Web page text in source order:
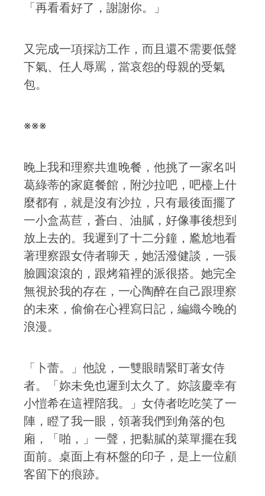
「再看看好了，謝謝你。」
又完成一項採訪工作，而且還不需要低聲
下氣、任人辱罵，當哀怨的母親的受氣
包。
※※※
晚上我和理察共進晚餐，他挑了一家名叫
葛綠蒂的家庭餐館，附沙拉吧，吧檯上什
麼都有，就是沒有沙拉，只有最後面擺了
一小盒萵苣，蒼白、油膩，好像事後想到
放上去的。我遲到了十二分鐘，尷尬地看
著理察跟女侍者聊天，她活潑健談，一張
臉圓滾滾的，跟烤箱裡的派很搭。她完全
無視於我的存在，一心陶醉在自己跟理察
的未來，偷偷在心裡寫日記，編織今晚的
浪漫。
「卜蕾。」他說，一雙眼睛緊盯著女侍
者。「妳未免也遲到太久了。妳該慶幸有
小愷希在這裡陪我。」女侍者吃吃笑了一
陣，瞪了我一眼，領著我們到角落的包
廂，「啪，」一聲，把黏膩的菜單擺在我
面前。桌面上有杯盤的印子，是上一位顧
客留下的痕跡。